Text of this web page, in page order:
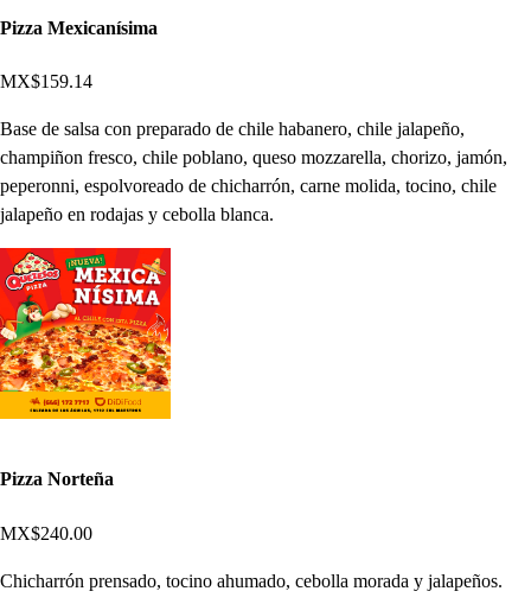
Pizza Mexicanísima
MX$159.14
Base de salsa con preparado de chile habanero, chile jalapeño,
champiñon fresco, chile poblano, queso mozzarella, chorizo, jamón,
peperonni, espolvoreado de chicharrón, carne molida, tocino, chile
jalapeño en rodajas y cebolla blanca.
Pizza Norteña
MX$240.00
Chicharrón prensado, tocino ahumado, cebolla morada y jalapeños.